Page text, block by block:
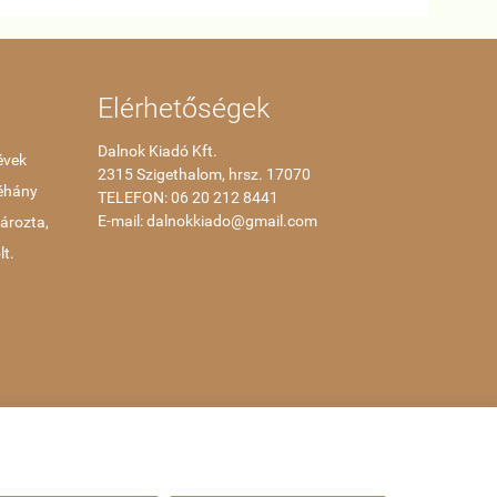
Elérhetőségek
Dalnok Kiadó Kft.
2315 Szigethalom, hrsz. 17070
TELEFON: 0620 212 8441
E-mail: dalnokkiado@gmail.com